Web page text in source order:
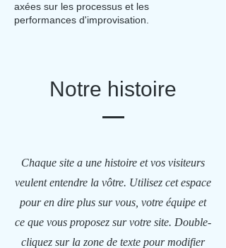
axées sur les processus et les
performances d'improvisation.
Notre histoire
Chaque site a une histoire et vos visiteurs
veulent entendre la vôtre. Utilisez cet espace
pour en dire plus sur vous, votre équipe et
ce que vous proposez sur votre site. Double-
cliquez sur la zone de texte pour modifier